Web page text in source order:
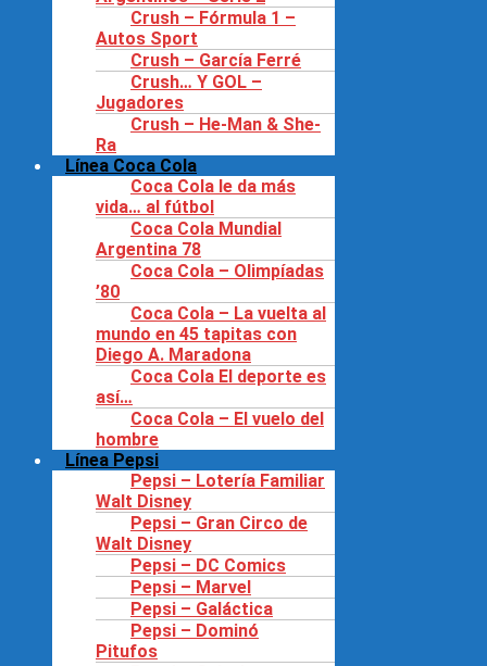
Crush – Fórmula 1 –
Autos Sport
Crush – García Ferré
Crush… Y GOL –
Jugadores
Crush – He-Man & She-
Ra
Línea Coca Cola
Coca Cola le da más
vida… al fútbol
Coca Cola Mundial
Argentina 78
Coca Cola – Olimpíadas
’80
Coca Cola – La vuelta al
mundo en 45 tapitas con
Diego A. Maradona
Coca Cola El deporte es
así…
Coca Cola – El vuelo del
hombre
Línea Pepsi
Pepsi – Lotería Familiar
Walt Disney
Pepsi – Gran Circo de
Walt Disney
Pepsi – DC Comics
Pepsi – Marvel
Pepsi – Galáctica
Pepsi – Dominó
Pitufos